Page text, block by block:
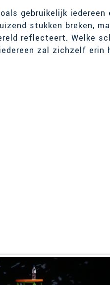
gebruikelijk iedereen
stukken breken,
reflecteert. Welke
zal zichzelf erin